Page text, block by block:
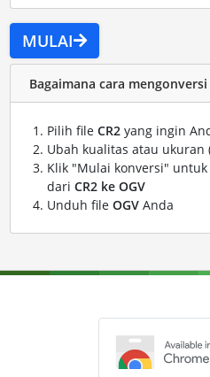
MULAI
Bagaimana cara mengonversi
Pilih file CR2yang ingin
Ubah kualitas atau ukuran
Klik "Mulai konversi"
dari CR2 ke OGV
Unduh file OGVAnda